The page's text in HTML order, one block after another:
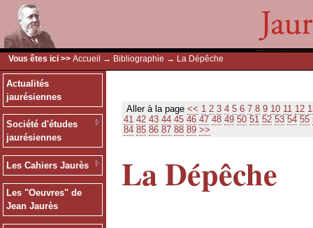
Vous êtes ici >> Accueil → Bibliographie → La Dépêche
Actualités
jaurésiennes
Société d'études
jaurésiennes
Les Cahiers Jaurès
Les "Oeuvres" de
Jean Jaurès
Aller à la page << 1 2 3 4 5 6 7 8 9 10 11 12
41 42 43 44 45 46 47 48 49 50 51 52 53 54 55
84 85 86 87 88 89 >>
La Dépêche